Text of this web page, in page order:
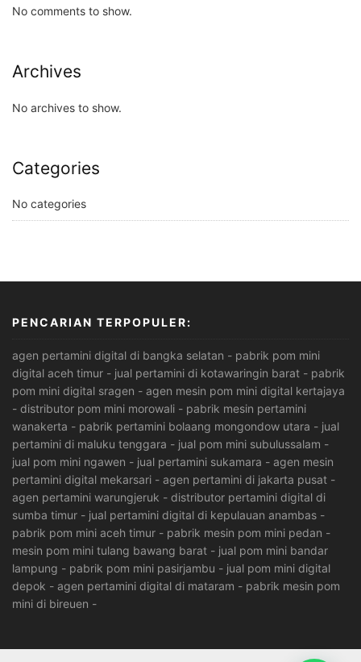
No comments to show.
Archives
No archives to show.
Categories
No categories
PENCARIAN TERPOPULER:
agen pertamini digital di bangka selatan - pabrik pom mini
digital aceh timur - jual pertamini di kotawaringin barat - pabrik
pom mini digital sragen - agen mesin pom mini digital kertajaya
- distributor pom mini morowali - pabrik mesin pertamini
wanakerta - pabrik pertamini bolaang mongondow utara - jual
pertamini di maluku tenggara - jual pom mini subulussalam -
jual pom mini ngawen - jual pertamini sukamara - agen mesin
pertamini digital mekarsari - agen pertamini di jakarta pusat -
agen pertamini warungjeruk - distributor pertamini digital di
sumba timur - jual pertamini digital di kepulauan anambas -
pabrik pom mini aceh timur - pabrik mesin pom mini pedan -
mesin pom mini tulang bawang barat - jual pom mini bandar
lampung - pabrik pom mini pasirjambu - jual pom mini digital
depok - agen pertamini digital di mataram - pabrik mesin pom
mini di bireuen -